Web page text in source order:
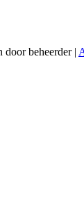
door beheerder|